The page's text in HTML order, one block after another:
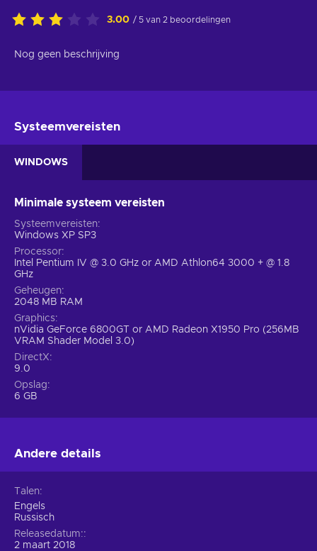
3.00 / 5 van 2 beoordelingen
Nog geen beschrijving
Systeemvereisten
WINDOWS
Minimale systeem vereisten
Systeemvereisten
Windows XP SP3
Processor
Intel Pentium IV @ 3.0 GHz or AMD Athlon64 3000 + @ 1.8
GHz
Geheugen
2048 MB RAM
Graphics
nVidia GeForce 6800GT or AMD Radeon X1950 Pro (256MB
VRAM Shader Model 3.0)
DirectX
9.0
Opslag
6 GB
Andere details
Talen
Engels
Russisch
Releasedatum:
2 maart 2018